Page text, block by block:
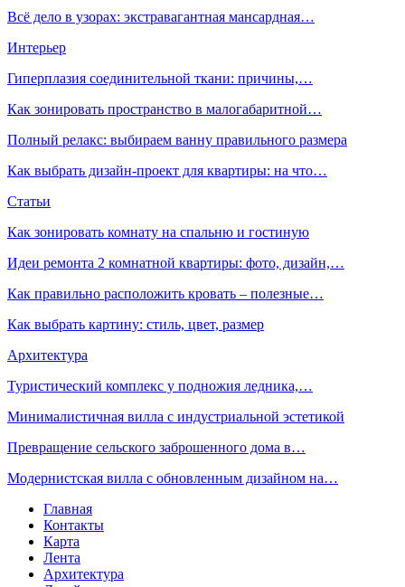
Всё дело в узорах: экстравагантная мансардная…
Интерьер
Гиперплазия соединительной ткани: причины,…
Как зонировать пространство в малогабаритной…
Полный релакс: выбираем ванну правильного размера
Как выбрать дизайн-проект для квартиры: на что…
Статьи
Как зонировать комнату на спальню и гостиную
Идеи ремонта 2 комнатной квартиры: фото, дизайн,…
Как правильно расположить кровать – полезные…
Как выбрать картину: стиль, цвет, размер
Архитектура
Туристический комплекс у подножия ледника,…
Минималистичная вилла с индустриальной эстетикой
Превращение сельского заброшенного дома в…
Модернистская вилла с обновленным дизайном на…
Главная
Контакты
Карта
Лента
Архитектура